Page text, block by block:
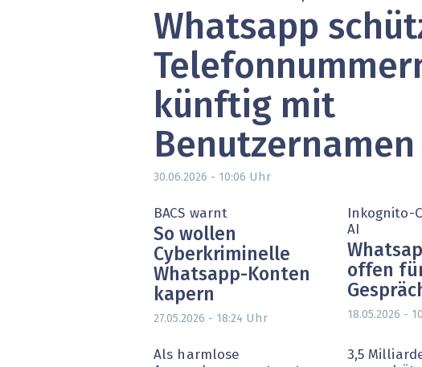
» alle News Gesundheit
Blockchain
EU-DSGVO
» alle Dossiers
Whatsapp
künftig mit
Benutzernamen
30.06.2026 - 10:06 Uhr
BACS warnt
So wollen
Cyberkriminelle
Whatsapp-Konten
kapern
27.05.2026 - 18:24 Uhr
Inkognito-
AI
offen
18.05.2026 -
Als harmlose
3,5